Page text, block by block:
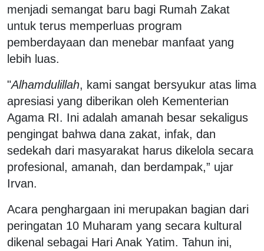
menjadi semangat baru bagi Rumah Zakat
untuk terus memperluas program
pemberdayaan dan menebar manfaat yang
lebih luas.
"Alhamdulillah, kami sangat bersyukur atas lima
apresiasi yang diberikan oleh Kementerian
Agama RI. Ini adalah amanah besar sekaligus
pengingat bahwa dana zakat, infak, dan
sedekah dari masyarakat harus dikelola secara
profesional, amanah, dan berdampak,” ujar
Irvan.
Acara penghargaan ini merupakan bagian dari
peringatan 10 Muharam yang secara kultural
dikenal sebagai Hari Anak Yatim. Tahun ini,